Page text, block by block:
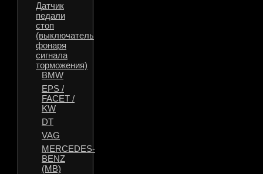
Датчик
педали
стоп
(выключатель
фонаря
сигнала
торможения)
BMW
EPS /
FACET /
KW
DT
VAG
MERCEDES-
BENZ
(MB)